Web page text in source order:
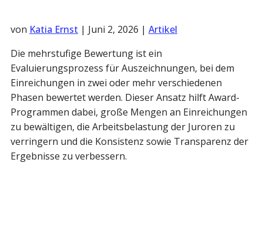
von Katia Ernst | Juni 2, 2026 | Artikel
Die mehrstufige Bewertung ist ein
Evaluierungsprozess für Auszeichnungen, bei dem
Einreichungen in zwei oder mehr verschiedenen
Phasen bewertet werden. Dieser Ansatz hilft Award-
Programmen dabei, große Mengen an Einreichungen
zu bewältigen, die Arbeitsbelastung der Juroren zu
verringern und die Konsistenz sowie Transparenz der
Ergebnisse zu verbessern.